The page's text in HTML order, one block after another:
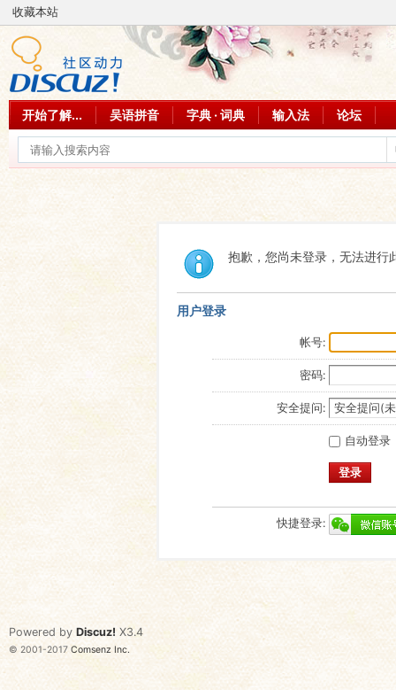
收藏本站
开始了解... 吴语拼音 字典 · 词典 输入法 论坛
抱歉，您尚未登录，无法进行
用户登录
帐号:
密码:
安全提问:
自动登录
登录
快捷登录:
Powered by Discuz! X3.4
© 2001-2017 Comsenz Inc.